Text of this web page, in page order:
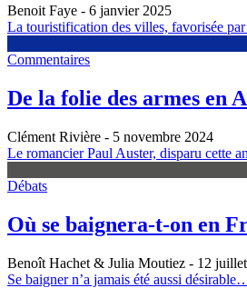
Benoit Faye - 6 janvier 2025
La touristification des villes, favorisée par
Commentaires
De la folie des armes en
Clément Rivière - 5 novembre 2024
Le romancier Paul Auster, disparu cette
Débats
Où se baignera-t-on en
Benoît Hachet & Julia Moutiez - 12
Se baigner n’a jamais été aussi